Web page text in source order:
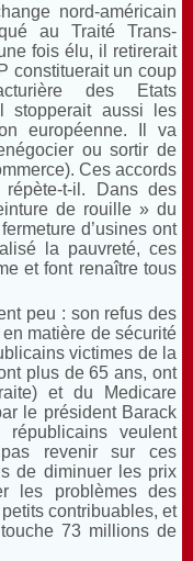
nord-américain
au Traité Trans-
fois élu, il retirerait
constituerait un coup
des Etats
stopperait aussi les
européenne. Il va
ou sortir de
Ces accords
t-il. Dans des
de rouille » du
d’usines ont
la pauvreté, ces
et font renaître tous
peu : son refus des
matière de sécurité
victimes de la
plus de 65 ans, ont
et du Medicare
le président Barack
veulent
revenir sur ces
de diminuer les prix
les problèmes des
contribuables, et
73 millions de